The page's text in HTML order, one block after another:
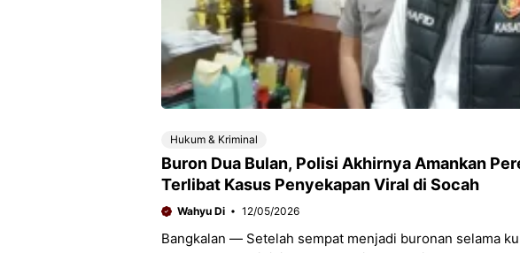
Hukum & Kriminal
Buron Dua Bulan, Polisi Akhirnya Amankan
Terlibat Kasus Penyekapan Viral di Socah
Wahyu Di 12/05/2026
Bangkalan — Setelah sempat menjadi buronan selama